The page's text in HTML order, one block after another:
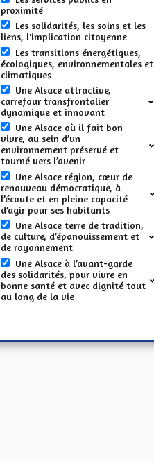
proximité
Les solidarités, les soins et les
liens, l'implication citoyenne
Les transitions énergétiques,
écologiques, environnementales et
climatiques
Une Alsace attractive,
carrefour transfrontalier
dynamique et innovant
Une Alsace où il fait bon
vivre, au sein d’un
environnement préservé et
tourné vers l’avenir
Une Alsace région, cœur de
renouveau démocratique, à
l’écoute et en pleine capacité
d’agir pour ses habitants
Une Alsace terre de tradition,
de culture, d’épanouissement et
de rayonnement
Une Alsace à l’avant-garde
des solidarités, pour vivre en
bonne santé et avec dignité tout
au long de la vie